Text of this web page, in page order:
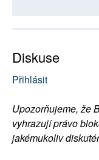
Diskuse
Přihlásit
Upozorňujeme, že
vyhrazují právo
jakémukoliv